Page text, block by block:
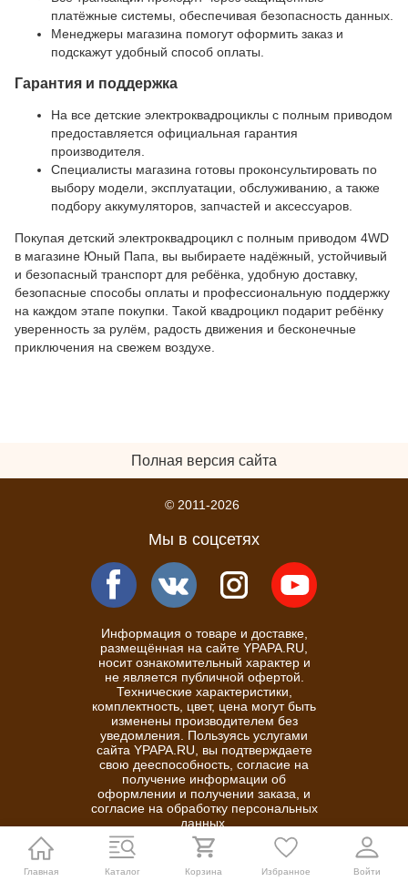
платёжные системы, обеспечивая безопасность данных.
Менеджеры магазина помогут оформить заказ и
подскажут удобный способ оплаты.
Гарантия и поддержка
На все детские электроквадроциклы с полным приводом
предоставляется официальная гарантия
производителя.
Специалисты магазина готовы проконсультировать по
выбору модели, эксплуатации, обслуживанию, а также
подбору аккумуляторов, запчастей и аксессуаров.
Покупая детский электроквадроцикл с полным приводом 4WD
в магазине Юный Папа, вы выбираете надёжный, устойчивый
и безопасный транспорт для ребёнка, удобную доставку,
безопасные способы оплаты и профессиональную поддержку
на каждом этапе покупки. Такой квадроцикл подарит ребёнку
уверенность за рулём, радость движения и бесконечные
приключения на свежем воздухе.
Полная версия сайта
© 2011-2026
Мы в соцсетях
Информация о товаре и доставке,
размещённая на сайте YPAPA.RU,
носит ознакомительный характер и
не является публичной офертой.
Технические характеристики,
комплектность, цвет, цена могут быть
изменены производителем без
уведомления. Пользуясь услугами
сайта YPAPA.RU, вы подтверждаете
свою дееспособность, согласие на
получение информации об
оформлении и получении заказа, и
согласие на обработку персональных
данных.
Политика конфиденциальности
Главная Каталог Корзина Избранное Войти